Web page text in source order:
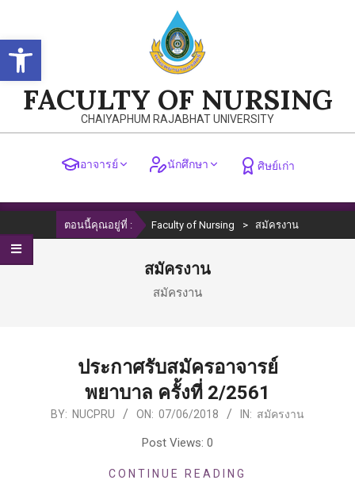
Open toolbar
content
FACULTY OF NURSING
CHAIYAPHUM RAJABHAT UNIVERSITY
อาจารย์ นักศึกษา ศิษย์เก่า
Primary
Navigation
Menu
ตอนนี้คุณอยู่ที่ : Faculty of Nursing > สมัครงาน
สมัครงาน
สมัครงาน
ประกาศรับสมัครอาจารย์
พยาบาล ครั้งที่ 2/2561
2018-
BY: NUCPRU ON: 07/06/2018 IN: สมัครงาน
Post Views: 0
CONTINUE READING